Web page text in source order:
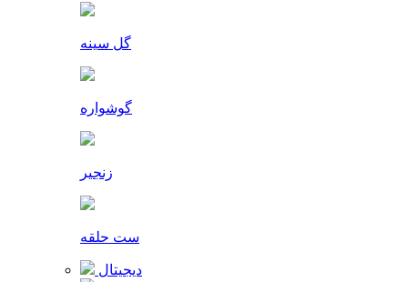
گل سینه
گوشواره
زنجیر
ست حلقه
دیجیتال